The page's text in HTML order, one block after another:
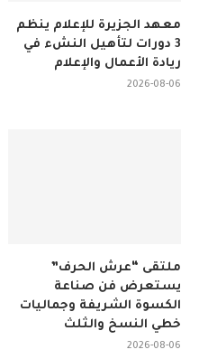
معهد الجزيرة للإعلام ينظم
3 دورات لتأهيل النشء في
ريادة الأعمال والإعلام
2026-08-06
ملتقى “عرش الحرف”
يستعرض فن صناعة
الكسوة الشريفة وجماليات
خطي النسخ والثلث
2026-08-06